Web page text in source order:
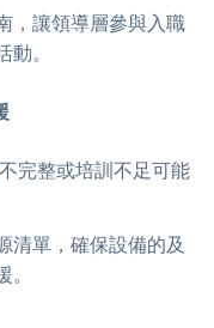
，讓領導層參與入職
。
完整或培訓不足可能
清單，確保設備的及